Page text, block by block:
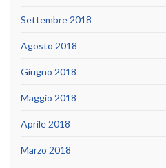
Settembre 2018
Agosto 2018
Giugno 2018
Maggio 2018
Aprile 2018
Marzo 2018